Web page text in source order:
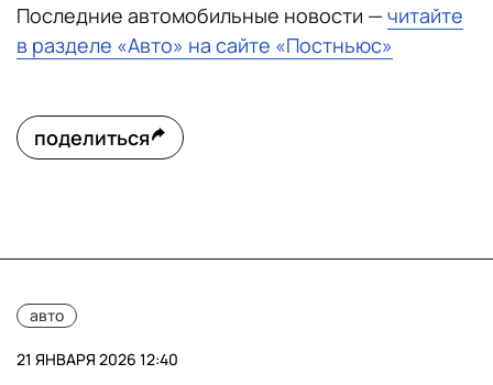
Последние автомобильные новости — читайте
в разделе «Авто» на сайте «Постньюс»
поделиться
авто
21 ЯНВАРЯ 2026 12:40